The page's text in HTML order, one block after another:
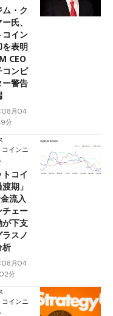
・ク
氏、
コイン
を表明
CEO
コンピ
ー警告
08月04
分
コインニ
トコイ
期」
流入
チェー
が下支
ラスノ
析
08月04
分
コインニ